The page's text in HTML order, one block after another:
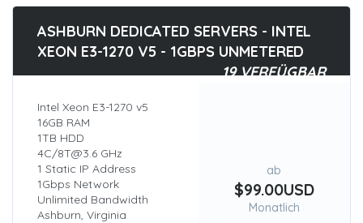
ASHBURN DEDICATED SERVERS - INTEL
XEON E3-1270 V5 - 1GBPS UNMETERED
19 VERFÜGBAR
Intel Xeon E3-1270 v5
16GB RAM
1TB HDD
4C/8T@3.6 GHz
1 Static IP Address
1Gbps Network
Unlimited Bandwidth
Ashburn, Virginia
ab
$99.00USD
Monatlich